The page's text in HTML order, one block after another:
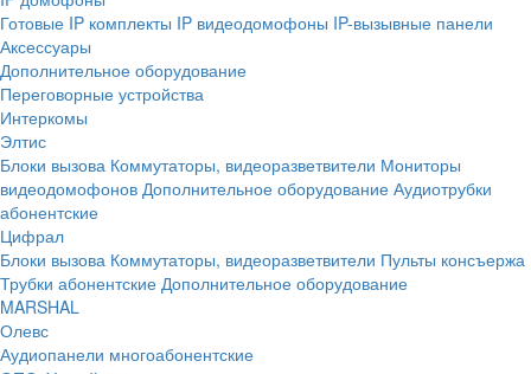
Готовые IP комплекты IP видеодомофоны IP-вызывные панели
Аксессуары
Дополнительное оборудование
Переговорные устройства
Интеркомы
Элтис
Блоки вызова Коммутаторы, видеоразветвители Мониторы
видеодомофонов Дополнительное оборудование Аудиотрубки
абонентские
Цифрал
Блоки вызова Коммутаторы, видеоразветвители Пульты консъержа
Трубки абонентские Дополнительное оборудование
MARSHAL
Олевс
Аудиопанели многоабонентские